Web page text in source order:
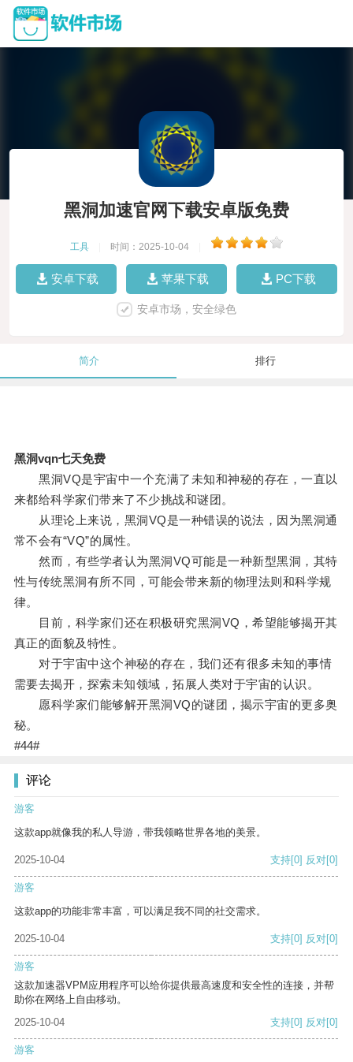
黑洞加速官网下载安卓版免费
工具 时间：2025-10-04
安卓下载 苹果下载 PC下载
安卓市场，安全绿色
简介 排行
黑洞vqn七天免费
黑洞VQ是宇宙中一个充满了未知和神秘的存在，一直以
来都给科学家们带来了不少挑战和谜团。
从理论上来说，黑洞VQ是一种错误的说法，因为黑洞通
常不会有“VQ”的属性。
然而，有些学者认为黑洞VQ可能是一种新型黑洞，其特
性与传统黑洞有所不同，可能会带来新的物理法则和科学规
律。
目前，科学家们还在积极研究黑洞VQ，希望能够揭开其
真正的面貌及特性。
对于宇宙中这个神秘的存在，我们还有很多未知的事情
需要去揭开，探索未知领域，拓展人类对于宇宙的认识。
愿科学家们能够解开黑洞VQ的谜团，揭示宇宙的更多奥
秘。
#44#
评论
游客
这款app就像我的私人导游，带我领略世界各地的美景。
2025-10-04 支持[0] 反对[0]
游客
这款app的功能非常丰富，可以满足我不同的社交需求。
2025-10-04 支持[0] 反对[0]
游客
这款加速器VPM应用程序可以给你提供最高速度和安全性的连接，并帮
助你在网络上自由移动。
2025-10-04
支持[0] 反对[0]
游客